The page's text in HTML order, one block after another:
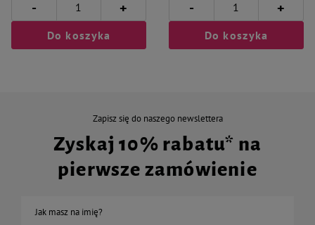
- +
Do koszyka
- +
Do koszyka
Zapisz się do naszego newslettera
Zyskaj 10% rabatu* na
pierwsze zamówienie
Jak masz na imię?